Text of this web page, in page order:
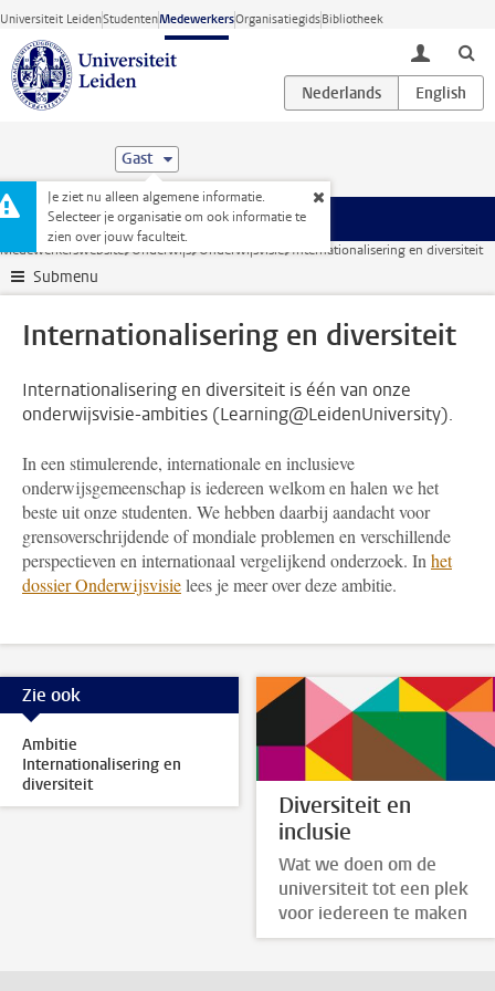
Ga direct naar de inhoud
Universiteit LeidenStudentenMedewerkersOrganisatiegidsBibliotheek
toggle
Gast
Je ziet nu alleen algemene informatie.
Selecteer je organisatie om ook informatie te
zien over jouw faculteit.
Menu
Medewerkerswebsite Onderwijs Onderwijsvisie Internationalisering en diversiteit
Submenu
Internationalisering en diversiteit
Internationalisering en diversiteit is één van onze
onderwijsvisie-ambities (Learning@LeidenUniversity).
In een stimulerende, internationale en inclusieve
onderwijsgemeenschap is iedereen welkom en halen we het
beste uit onze studenten. We hebben daarbij aandacht voor
grensoverschrijdende of mondiale problemen en verschillende
perspectieven en internationaal vergelijkend onderzoek. In het
dossier Onderwijsvisielees je meer over deze ambitie.
Zie ook
Ambitie
Internationalisering en
diversiteit
Diversiteit en
inclusie
Wat we doen om de
universiteit tot een plek
voor iedereen te maken